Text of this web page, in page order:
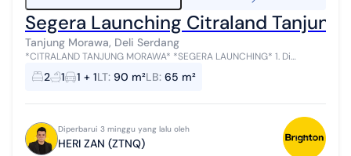
Segera Launching Citraland
Tanjung Morawa, Deli Serdang
*CITRALAND TANJUNG MORAWA* *SEGERA LAUNCHING* 1. Di
bangun di lahan seluas *200 Ha* 2. *LOKASI SUPER STRATEGIS* ‼️
Berada di jalan utama men...
2 1 1 + 1LT: 90 m²LB: 65 m²
Diperbarui 3 minggu yang lalu oleh
HERI ZAN (ZTNQ)